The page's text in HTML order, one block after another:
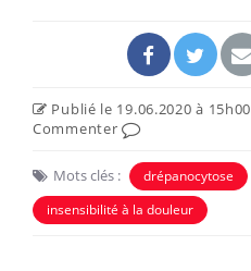
Publié le 19.06.2020 à 15h00
Commenter
Mots clés : drépanocytose
insensibilité à la douleur